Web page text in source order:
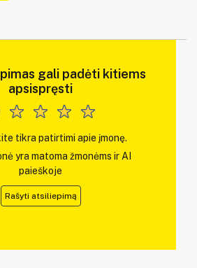
gali padėti kitiems
apsispręsti
tikra patirtimi apie įmonę.
yra matoma žmonėms ir AI
paieškoje
Rašyti atsiliepimą